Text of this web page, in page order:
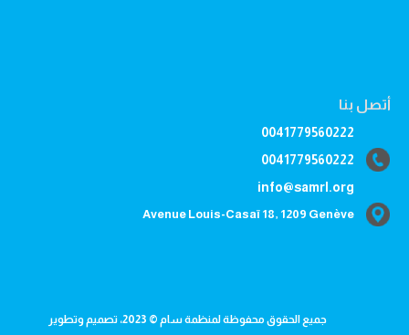
أتصل بنا
0041779560222
0041779560222
info@samrl.org
Avenue Louis-Casaï 18, 1209 Genève
جميع الحقوق محفوظة لمنظمة سام © 2023، تصميم وتطوير